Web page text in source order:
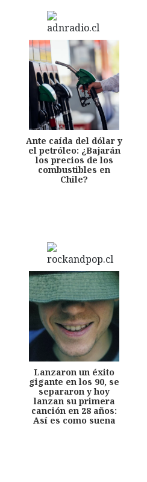
Ante caída del dólar y
el petróleo: ¿Bajarán
los precios de los
combustibles en
Chile?
Lanzaron un éxito
gigante en los 90, se
separaron y hoy
lanzan su primera
canción en 28 años:
Así es como suena